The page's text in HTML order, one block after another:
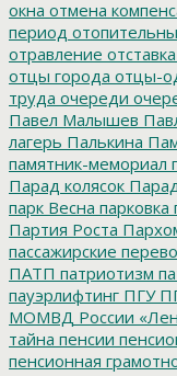
окна отмена
период
отравление отставка
отцы города отцы-
труда очереди
Павел Малышев
лагерь Палькина
памятник-мемориал
Парад колясок
парк Весна парковка
Партия Роста
пассажирские
ПАТП патриотизм
пауэрлифтинг ПГУ
МОМВД России
тайна пенсии
пенсионная